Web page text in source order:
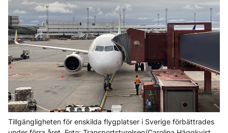
Tillgängligheten för enskilda flygplatser i Sverige förbättrades